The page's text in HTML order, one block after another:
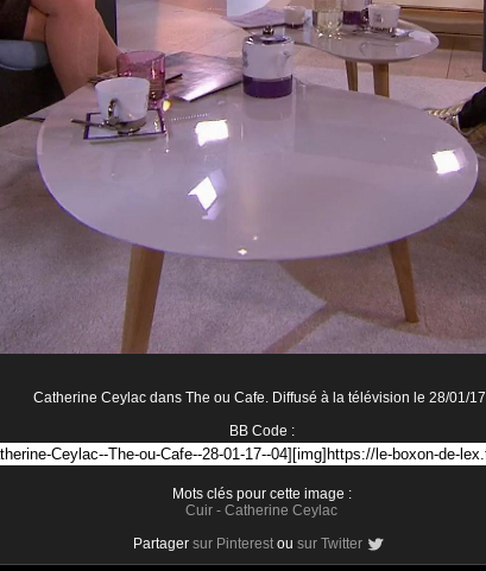
Catherine Ceylac dans The ou Cafe. Diffusé à la télévision le 28/01/17.
BB Code :
Mots clés pour cette image :
Cuir - Catherine Ceylac
Partager sur Pinterest ou sur Twitter